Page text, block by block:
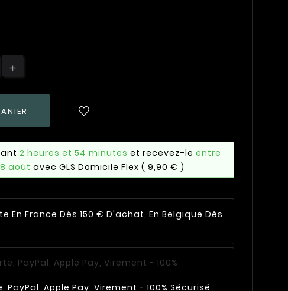
2 heures et 54 minutes et recevez-le entre
août avec GLS Domicile Flex ( 9,90 € )
En France Dès 150 € D'achat, En Belgique Dès
Apple Pay, Virement - 100% Sécurisé